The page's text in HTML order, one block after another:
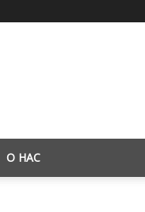
О НАС